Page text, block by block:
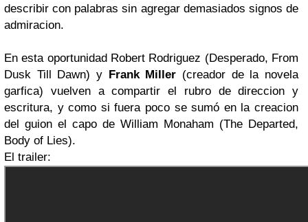
describir con palabras sin agregar demasiados signos de
admiracion.
En esta oportunidad Robert Rodriguez (Desperado, From
Dusk Till Dawn) y Frank Miller (creador de la novela
garfica) vuelven a compartir el rubro de direccion y
escritura, y como si fuera poco se sumó en la creacion
del guion el capo de William Monaham (The Departed,
Body of Lies).
El trailer: